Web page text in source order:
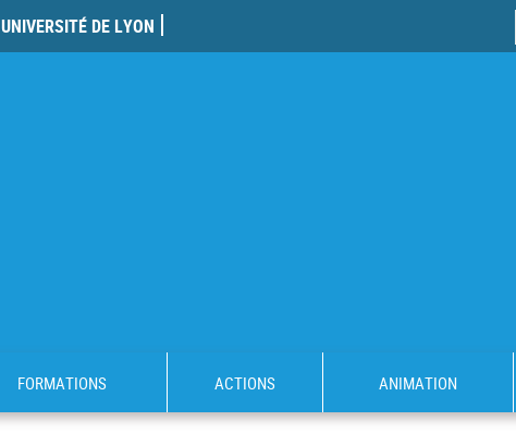
UNIVERSITÉ DE LYON
FORMATIONS ACTIONS ANIMATION